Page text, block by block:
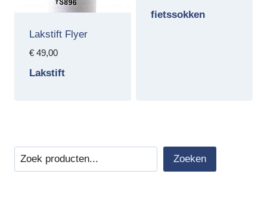
Lakstift Flyer
€49,00
Lakstift
fietssokken
Zoeken Zoeken